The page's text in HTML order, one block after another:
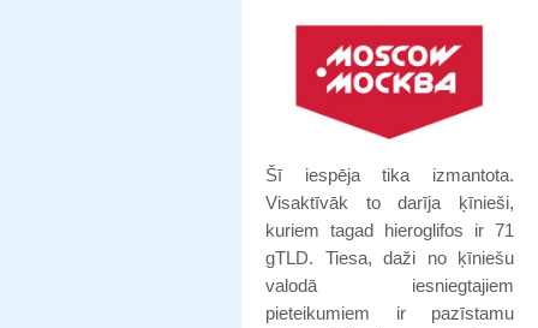
Šī iespēja tika izmantota.
Visaktīvāk to darīja ķīnieši,
kuriem tagad hieroglifos ir 71
gTLD. Tiesa, daži no ķīniešu
valodā iesniegtajiem
pieteikumiem ir pazīstamu